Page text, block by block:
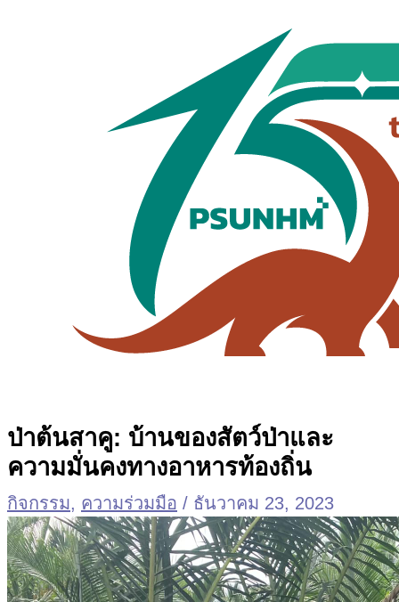
ป่าต้นสาคู: บ้านของสัตว์ป่าและ
ความมั่นคงทางอาหารท้องถิ่น
กิจกรรม, ความร่วมมือ / ธันวาคม 23, 2023